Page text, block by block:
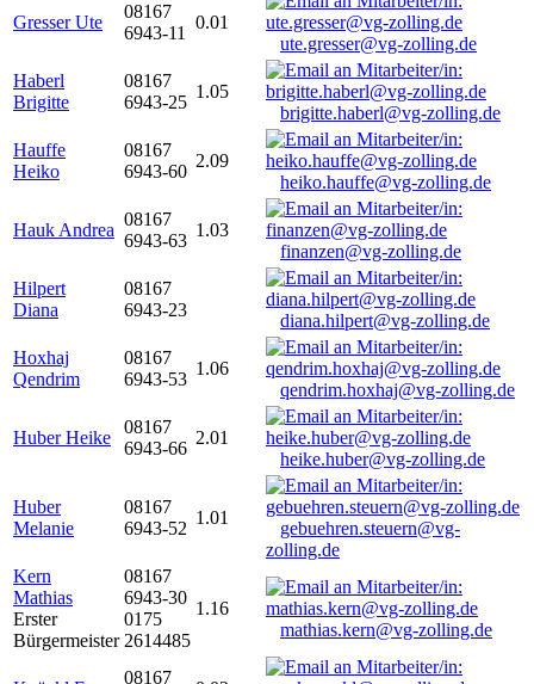
Gresser Ute
08167
6943-11
0.01
ute.gresser@vg-zolling.de
Haberl
Brigitte
08167
6943-25
1.05
brigitte.haberl@vg-zolling.de
Hauffe
Heiko
08167
6943-60
2.09
heiko.hauffe@vg-zolling.de
Hauk Andrea
08167
6943-63
1.03
finanzen@vg-zolling.de
Hilpert
Diana
08167
6943-23
diana.hilpert@vg-zolling.de
Hoxhaj
Qendrim
08167
6943-53
1.06
qendrim.hoxhaj@vg-zolling.de
Huber Heike
08167
6943-66
2.01
heike.huber@vg-zolling.de
Huber
Melanie
08167
6943-52
1.01
gebuehren.steuern@vg-
zolling.de
Kern
Mathias
Erster
Bürgermeister
08167
6943-30
0175
2614485
1.16
mathias.kern@vg-zolling.de
08167